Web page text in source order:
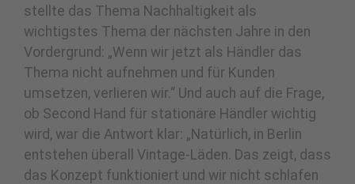
stellte das Thema Nachhaltigkeit als
wichtigstes Thema der nächsten Jahre in den
Vordergrund: „Wenn wir jetzt als Händler das
Thema nicht aufnehmen und für Kunden
umsetzen, verlieren wir.“ Und auch auf die Frage,
ob Second Hand für stationäre Händler wichtig
wird, war die Antwort klar: „Natürlich, in Berlin
entstehen überall Vintage-Läden. Das zeigt, dass
das Konzept funktioniert und wir nicht schlafen